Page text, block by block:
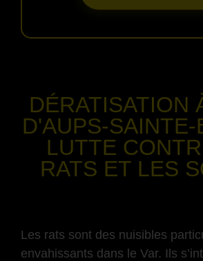
DÉRATISATION
D'AUPS-SAINTE-
LUTTE
RATS ET LES
Les rats sont des nuisibles
envahissants dans le Var. Ils